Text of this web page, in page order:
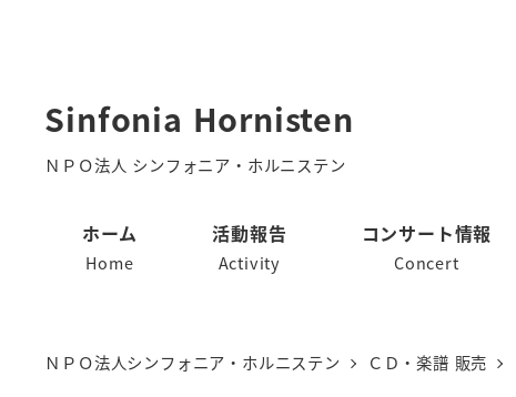
Sinfonia Hornisten
ＮＰＯ法人 シンフォニア・ホルニステン
ホーム
Home
活動報告
Activity
コンサート情報
Concert
ＮＰＯ法人シンフォニア・ホルニステン ＣＤ・楽譜 販売